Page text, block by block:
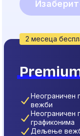
2 месеца
Неограничен
вежби
Неограничен
графиконима
Дељење